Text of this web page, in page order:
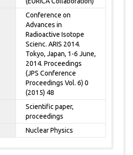
Conference on
Advances in
Radioactive Isotope
Scienc. ARIS 2014.
Tokyo, Japan, 1-6 June,
2014. Proceedings
(JPS Conference
Proceedings Vol. 6) 0
(2015) 48
Scientific paper,
proceedings
Nuclear Physics